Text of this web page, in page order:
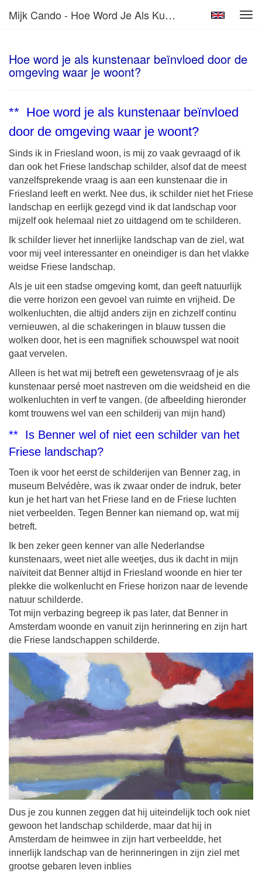
Mijk Cando - Hoe Word Je Als Kunstenaar Beïnvloed Door De Omgeving Waar Je Woont?
Hoe word je als kunstenaar beïnvloed door de
omgeving waar je woont?
** Hoe word je als kunstenaar beïnvloed
door de omgeving waar je woont?
Sinds ik in Friesland woon, is mij zo vaak gevraagd of ik
dan ook het Friese landschap schilder, alsof dat de meest
vanzelfsprekende vraag is aan een kunstenaar die in
Friesland leeft en werkt. Nee dus, ik schilder niet het Friese
landschap en eerlijk gezegd vind ik dat landschap voor
mijzelf ook helemaal niet zo uitdagend om te schilderen.
Ik schilder liever het innerlijke landschap van de ziel, wat
voor mij veel interessanter en oneindiger is dan het vlakke
weidse Friese landschap.
Als je uit een stadse omgeving komt, dan geeft natuurlijk
die verre horizon een gevoel van ruimte en vrijheid. De
wolkenluchten, die altijd anders zijn en zichzelf continu
vernieuwen, al die schakeringen in blauw tussen die
wolken door, het is een magnifiek schouwspel wat nooit
gaat vervelen.
Alleen is het wat mij betreft een gewetensvraag of je als
kunstenaar persé moet nastreven om die weidsheid en die
wolkenluchten in verf te vangen. (de afbeelding hieronder
komt trouwens wel van een schilderij van mijn hand)
** Is Benner wel of niet een schilder van het
Friese landschap?
Toen ik voor het eerst de schilderijen van Benner zag, in
museum Belvédère, was ik zwaar onder de indruk, beter
kun je het hart van het Friese land en de Friese luchten
niet verbeelden. Tegen Benner kan niemand op, wat mij
betreft.
Ik ben zeker geen kenner van alle Nederlandse
kunstenaars, weet niet alle weetjes, dus ik dacht in mijn
naïviteit dat Benner altijd in Friesland woonde en hier ter
plekke die wolkenlucht en Friese horizon naar de levende
natuur schilderde.
Tot mijn verbazing begreep ik pas later, dat Benner in
Amsterdam woonde en vanuit zijn herinnering en zijn hart
die Friese landschappen schilderde.
Dus je zou kunnen zeggen dat hij uiteindelijk toch ook niet
gewoon het landschap schilderde, maar dat hij in
Amsterdam de heimwee in zijn hart verbeeldde, het
innerlijk landschap van de herinneringen in zijn ziel met
grootse gebaren leven inblies